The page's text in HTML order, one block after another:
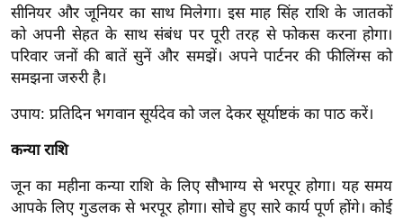
/
फै
श
न
घ
लू
नु
स्खे
सीनियर और जूनियर का साथ मिलेगा। इस माह सिंह राशि के जातकों
को अपनी सेहत के साथ संबंध पर पूरी तरह से फोकस करना होगा।
परिवार जनों की बातें सुनें और समझें। अपने पार्टनर की फीलिंग्स को
समझना जरुरी है।
उपाय: प्रतिदिन भगवान सूर्यदेव को जल देकर सूर्याष्टकं का पाठ करें।
कन्या राशि
जून का महीना कन्या राशि के लिए सौभाग्य से भरपूर होगा। यह समय
आपके लिए गुडलक से भरपूर होगा। सोचे हुए सारे कार्य पूर्ण होंगे। कोई